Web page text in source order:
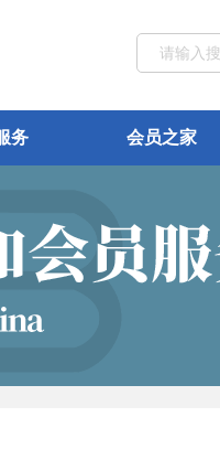
务 会员之家